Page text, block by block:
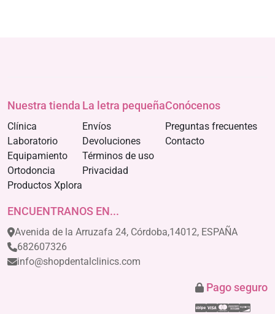
Nuestra tienda
Clínica
Laboratorio
Equipamiento
Ortodoncia
Productos Xplora
La letra pequeña
Envíos
Devoluciones
Términos de uso
Privacidad
Conócenos
Preguntas frecuentes
Contacto
ENCUENTRANOS EN...
Avenida de la Arruzafa 24, Córdoba,14012, ESPAÑA
682607326
info@shopdentalclinics.com
Pago seguro
Stripe
Visa